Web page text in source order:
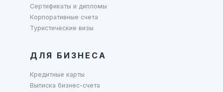
Сертификаты и дипломы
Корпоративные счета
Туристические визы
ДЛЯ БИЗНЕСА
Кредитные карты
Выписка бизнес-счета